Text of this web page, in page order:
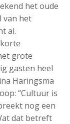
het oude
van het
al.
grote
gasten heel
Haringsma
“Cultuur is
nog een
dat betreft